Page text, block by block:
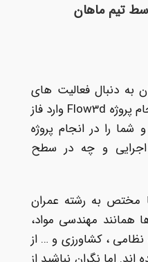
تیم ماهان
به دنبال فعالیت های
خود در این تیم این بار با انجام پروژه Flow3d وارد فاز
را در انجام پروژه
و چه در سطح
مختص به رشته عمران
همانند مهندسی مواد،
، کشاورزی و … از